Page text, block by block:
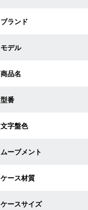
ブランド
モデル
商品名
型番
文字盤色
ムーブメント
ケース材質
ケースサイズ